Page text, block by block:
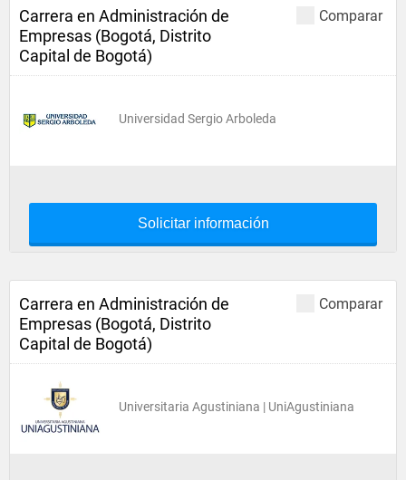
Comparar
Carrera en Administración de
Empresas (Bogotá, Distrito
Capital de Bogotá)
Universidad Sergio Arboleda
Solicitar información
Comparar
Carrera en Administración de
Empresas (Bogotá, Distrito
Capital de Bogotá)
Universitaria Agustiniana | UniAgustiniana